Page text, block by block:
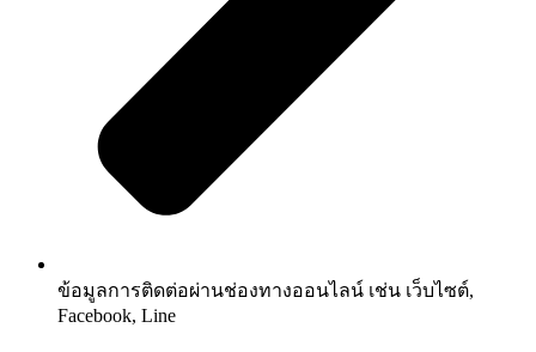
ข้อมูลการติดต่อผ่านช่องทางออนไลน์ เช่น เว็บไซต์,
Facebook, Line